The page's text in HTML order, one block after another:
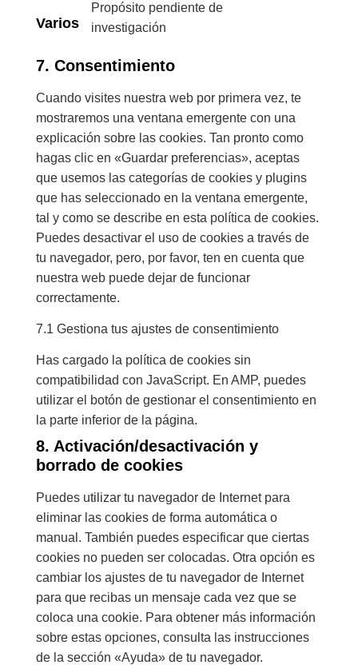
Varios
Propósito pendiente de
investigación
7. Consentimiento
Cuando visites nuestra web por primera vez, te
mostraremos una ventana emergente con una
explicación sobre las cookies. Tan pronto como
hagas clic en «Guardar preferencias», aceptas
que usemos las categorías de cookies y plugins
que has seleccionado en la ventana emergente,
tal y como se describe en esta política de cookies.
Puedes desactivar el uso de cookies a través de
tu navegador, pero, por favor, ten en cuenta que
nuestra web puede dejar de funcionar
correctamente.
7.1 Gestiona tus ajustes de consentimiento
Has cargado la política de cookies sin
compatibilidad con JavaScript. En AMP, puedes
utilizar el botón de gestionar el consentimiento en
la parte inferior de la página.
8. Activación/desactivación y
borrado de cookies
Puedes utilizar tu navegador de Internet para
eliminar las cookies de forma automática o
manual. También puedes especificar que ciertas
cookies no pueden ser colocadas. Otra opción es
cambiar los ajustes de tu navegador de Internet
para que recibas un mensaje cada vez que se
coloca una cookie. Para obtener más información
sobre estas opciones, consulta las instrucciones
de la sección «Ayuda» de tu navegador.